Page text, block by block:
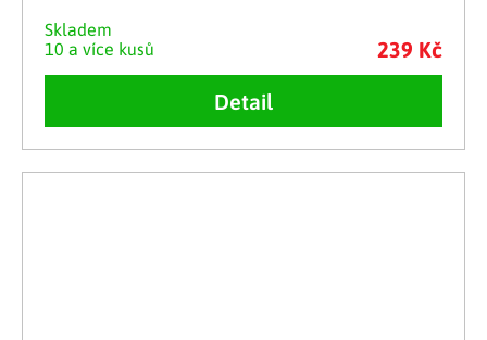
Skladem
10 a více kusů
239 Kč
Detail